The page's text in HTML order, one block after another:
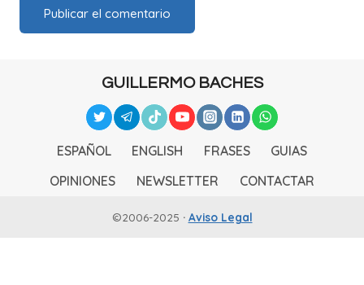
GUILLERMO BACHES
ESPAÑOL ENGLISH FRASES
GUIAS
OPINIONES
NEWSLETTER CONTACTAR
©2006-2025 · Aviso Legal